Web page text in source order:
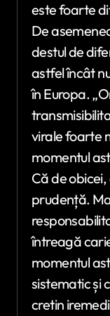
este foarte
De
destul de
astfel încât
în Europa.
virale foarte
momentul
Că de
prudență.
întreagă
momentul
sistematic și
cretin